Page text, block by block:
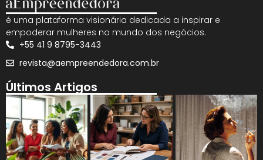
é uma plataforma visionária dedicada a inspirar e
empoderar mulheres no mundo dos negócios.
+55 41 9 8795-3443
revista@aempreendedora.com.br
Últimos Artigos